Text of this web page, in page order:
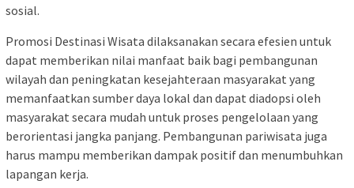
sosial.
Promosi Destinasi Wisata dilaksanakan secara efesien untuk
dapat memberikan nilai manfaat baik bagi pembangunan
wilayah dan peningkatan kesejahteraan masyarakat yang
memanfaatkan sumber daya lokal dan dapat diadopsi oleh
masyarakat secara mudah untuk proses pengelolaan yang
berorientasi jangka panjang. Pembangunan pariwisata juga
harus mampu memberikan dampak positif dan menumbuhkan
lapangan kerja.